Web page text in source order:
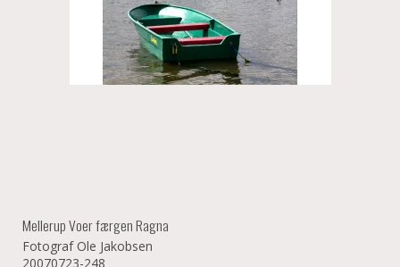
Mellerup Voer færgen Ragna
Fotograf Ole Jakobsen
20070723-248